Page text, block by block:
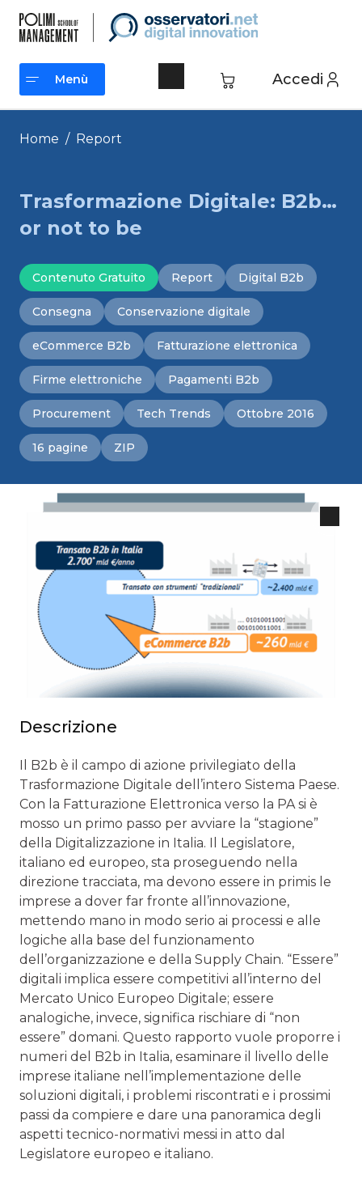
contenuto
Accedi
Menù
Menù
Home / Report
Trasformazione Digitale: B2b…
or not to be
Contenuto Gratuito Report Digital B2b
Consegna Conservazione digitale
eCommerce B2b Fatturazione elettronica
Firme elettroniche Pagamenti B2b
Procurement Tech Trends Ottobre 2016
16 pagine ZIP
Descrizione
Il B2b è il campo di azione privilegiato della
Trasformazione Digitale dell’intero Sistema Paese.
Con la Fatturazione Elettronica verso la PA si è
mosso un primo passo per avviare la “stagione”
della Digitalizzazione in Italia. Il Legislatore,
italiano ed europeo, sta proseguendo nella
direzione tracciata, ma devono essere in primis le
imprese a dover far fronte all’innovazione,
mettendo mano in modo serio ai processi e alle
logiche alla base del funzionamento
dell’organizzazione e della Supply Chain. “Essere”
digitali implica essere competitivi all’interno del
Mercato Unico Europeo Digitale; essere
analogiche, invece, significa rischiare di “non
essere” domani. Questo rapporto vuole proporre i
numeri del B2b in Italia, esaminare il livello delle
imprese italiane nell’implementazione delle
soluzioni digitali, i problemi riscontrati e i prossimi
passi da compiere e dare una panoramica degli
aspetti tecnico-normativi messi in atto dal
Legislatore europeo e italiano.